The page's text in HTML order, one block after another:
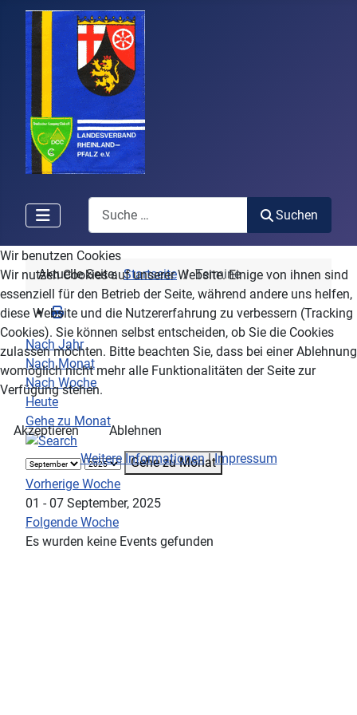
Search
Suchen
Aktuelle Seite:Startseite Termine
Nach Jahr
Nach Monat
Nach Woche
Heute
Gehe zu Monat
Gehe zu Monat
Vorherige Woche
01 - 07 September, 2025
Folgende Woche
Es wurden keine Events gefunden
Wir benutzen Cookies
Wir nutzen Cookies auf unserer Website. Einige von ihnen sind
essenziell für den Betrieb der Seite, während andere uns helfen,
diese Website und die Nutzererfahrung zu verbessern (Tracking
Cookies). Sie können selbst entscheiden, ob Sie die Cookies
zulassen möchten. Bitte beachten Sie, dass bei einer Ablehnung
womöglich nicht mehr alle Funktionalitäten der Seite zur
Verfügung stehen.
Akzeptieren
Ablehnen
Weitere Informationen|Impressum